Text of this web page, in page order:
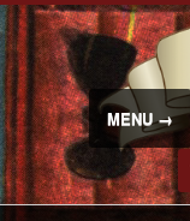
MENU →